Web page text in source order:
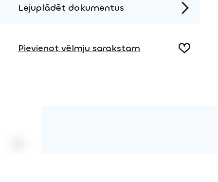
Lejuplādēt dokumentus
Pievienot vēlmju sarakstam